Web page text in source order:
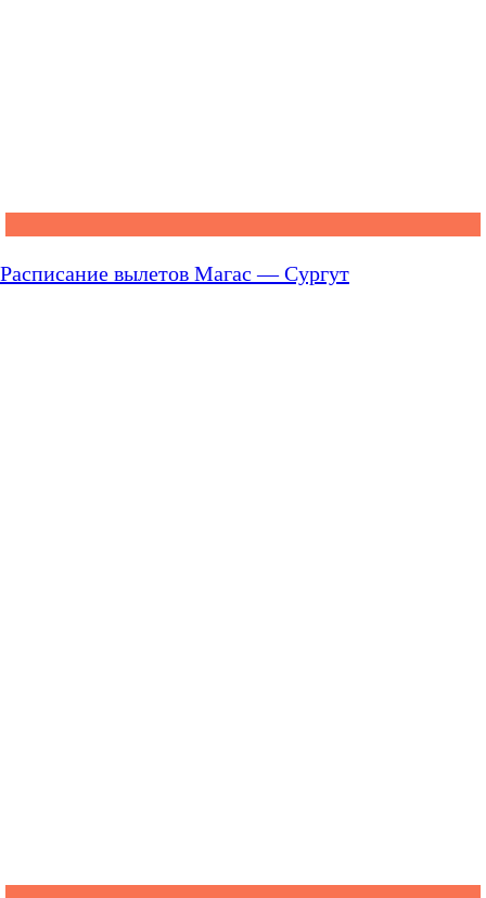
Расписание вылетов Магас — Сургут